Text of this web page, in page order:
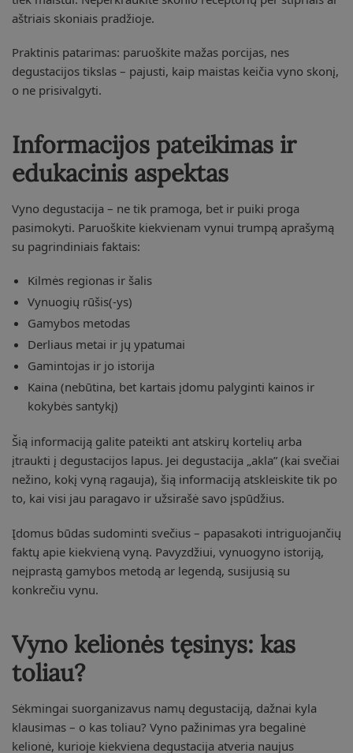
aštriais skoniais pradžioje.
Praktinis patarimas: paruoškite mažas porcijas, nes
degustacijos tikslas – pajusti, kaip maistas keičia vyno skonį,
o ne prisivalgyti.
Informacijos pateikimas ir
edukacinis aspektas
Vyno degustacija – ne tik pramoga, bet ir puiki proga
pasimokyti. Paruoškite kiekvienam vynui trumpą aprašymą
su pagrindiniais faktais:
Kilmės regionas ir šalis
Vynuogių rūšis(-ys)
Gamybos metodas
Derliaus metai ir jų ypatumai
Gamintojas ir jo istorija
Kaina (nebūtina, bet kartais įdomu palyginti kainos ir
kokybės santykį)
Šią informaciją galite pateikti ant atskirų kortelių arba
įtraukti į degustacijos lapus. Jei degustacija „akla” (kai svečiai
nežino, kokį vyną ragauja), šią informaciją atskleiskite tik po
to, kai visi jau paragavo ir užsirašė savo įspūdžius.
Įdomus būdas sudominti svečius – papasakoti intriguojančių
faktų apie kiekvieną vyną. Pavyzdžiui, vynuogyno istoriją,
neįprastą gamybos metodą ar legendą, susijusią su
konkrečiu vynu.
Vyno kelionės tęsinys: kas
toliau?
Sėkmingai suorganizavus namų degustaciją, dažnai kyla
klausimas – o kas toliau? Vyno pažinimas yra begalinė
kelionė, kurioje kiekviena degustacija atveria naujus